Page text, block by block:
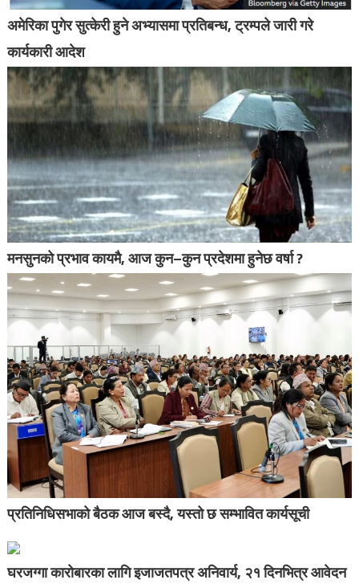
अमेरिका पुगेर सुत्केरी हुने अभ्यासमा प्रतिबन्ध, ट्रम्पले जारी गरे
कार्यकारी आदेश
मनसुनको प्रभाव कायमै, आज कुन–कुन प्रदेशमा हुनेछ वर्षा ?
प्रतिनिधिसभाको बैठक आज बस्दै, यस्तो छ सम्भावित कार्यसूची
घरजग्गा कारोबारका लागि इजाजतपत्र अनिवार्य, २१ दिनभित्र आवेदन